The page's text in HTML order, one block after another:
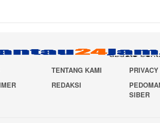
TENTANG KAMI
REDAKSI
SIBER